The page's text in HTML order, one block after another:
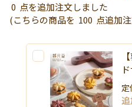
0 点を追加注文しました
(こちらの商品を 100 点追加
定